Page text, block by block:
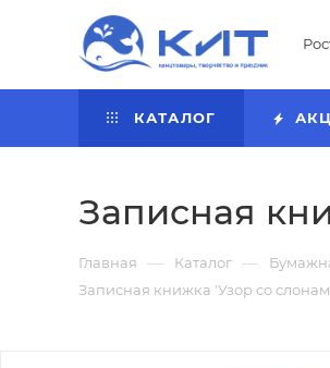
КАТАЛОГ
Записная
Главная — Каталог —
Записная книжка 'Узор со